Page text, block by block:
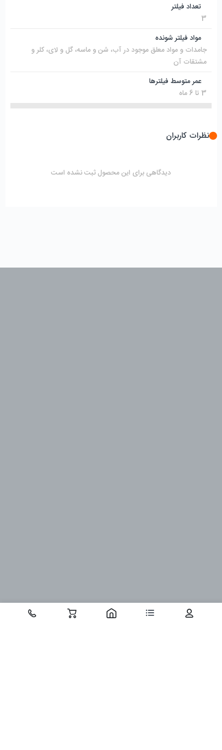
تعداد فیلتر
3
مواد فیلتر شونده
جامدات و مواد معلق موجود در آب، شن و ماسه، گل و لای، کلر و
مشتقات آن
عمر متوسط فیلترها
3 تا 6 ماه
نظرات کاربران
دیدگاهی برای این محصول ثبت نشده است